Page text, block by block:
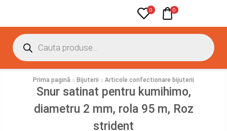
0 0
Prima pagină Bijuterii Articole confectionare bijuterii
Snur satinat pentru kumihimo,
diametru 2 mm, rola 95 m, Roz
strident